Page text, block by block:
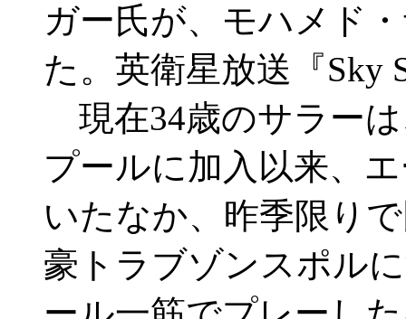
ガー氏が、モハメド
た。英衛星放送『Sky
現在34歳のサラー
プールに加入以来、
いたなか、昨季限り
豪トラブゾンスポル